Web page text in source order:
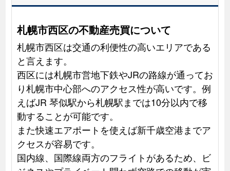
札幌市西区の不動産売買について
札幌市西区は交通の利便性の高いエリアである
と言えます。
西区には札幌市営地下鉄やJRの路線が通ってお
り札幌市中心部へのアクセス性が高いです。例
えばJR 琴似駅から札幌駅までは10分以内で移
動することが可能です。
また快速エアポートを使えば新千歳空港までア
クセスが容易です。
国内線、国際線両方のフライトがあるため、ビ